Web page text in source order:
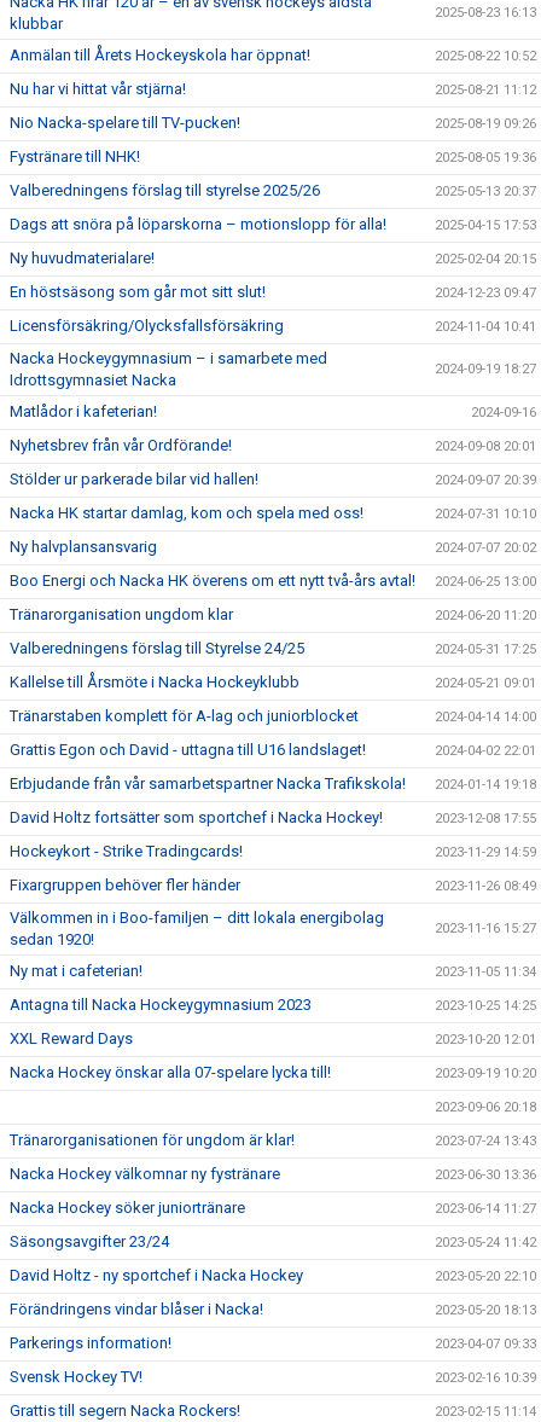
klubbar
2025-08-23 16:13
Anmälan till Årets Hockeyskola har öppnat! 2025-08-22 10:52
Nu har vi hittat vår stjärna! 2025-08-21 11:12
Nio Nacka-spelare till TV-pucken! 2025-08-19 09:26
Fystränare till NHK! 2025-08-05 19:36
Valberedningens förslag till styrelse 2025/26 2025-05-13 20:37
Dags att snöra på löparskorna – motionslopp för alla! 2025-04-15 17:53
Ny huvudmaterialare! 2025-02-04 20:15
En höstsäsong som går mot sitt slut! 2024-12-23 09:47
Licensförsäkring/Olycksfallsförsäkring 2024-11-04 10:41
Nacka Hockeygymnasium – i samarbete med
Idrottsgymnasiet Nacka
2024-09-19 18:27
Matlådor i kafeterian! 2024-09-16
Nyhetsbrev från vår Ordförande! 2024-09-08 20:01
Stölder ur parkerade bilar vid hallen! 2024-09-07 20:39
Nacka HK startar damlag, kom och spela med oss! 2024-07-31 10:10
Ny halvplansansvarig 2024-07-07 20:02
Boo Energi och Nacka HK överens om ett nytt två-års avtal! 2024-06-25 13:00
Tränarorganisation ungdom klar 2024-06-20 11:20
Valberedningens förslag till Styrelse 24/25 2024-05-31 17:25
Kallelse till Årsmöte i Nacka Hockeyklubb 2024-05-21 09:01
Tränarstaben komplett för A-lag och juniorblocket 2024-04-14 14:00
Grattis Egon och David - uttagna till U16 landslaget! 2024-04-02 22:01
Erbjudande från vår samarbetspartner Nacka Trafikskola! 2024-01-14 19:18
David Holtz fortsätter som sportchef i Nacka Hockey! 2023-12-08 17:55
Hockeykort - Strike Tradingcards! 2023-11-29 14:59
Fixargruppen behöver fler händer 2023-11-26 08:49
Välkommen in i Boo-familjen – ditt lokala energibolag
sedan 1920!
2023-11-16 15:27
Ny mat i cafeterian! 2023-11-05 11:34
Antagna till Nacka Hockeygymnasium 2023 2023-10-25 14:25
XXL Reward Days 2023-10-20 12:01
Nacka Hockey önskar alla 07-spelare lycka till! 2023-09-19 10:20
2023-09-06 20:18
Tränarorganisationen för ungdom är klar! 2023-07-24 13:43
Nacka Hockey välkomnar ny fystränare 2023-06-30 13:36
Nacka Hockey söker juniortränare 2023-06-14 11:27
Säsongsavgifter 23/24 2023-05-24 11:42
David Holtz - ny sportchef i Nacka Hockey 2023-05-20 22:10
Förändringens vindar blåser i Nacka! 2023-05-20 18:13
Parkerings information! 2023-04-07 09:33
Svensk Hockey TV! 2023-02-16 10:39
Grattis till segern Nacka Rockers! 2023-02-15 11:14